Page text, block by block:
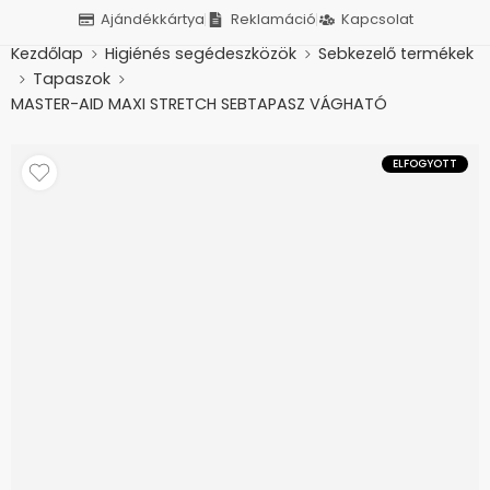
Ajándékkártya Reklamáció Kapcsolat
Kezdőlap Higiénés segédeszközök
Sebkezelő termékek
Tapaszok
MASTER-AID MAXI STRETCH SEBTAPASZ VÁGHATÓ
ELFOGYOTT